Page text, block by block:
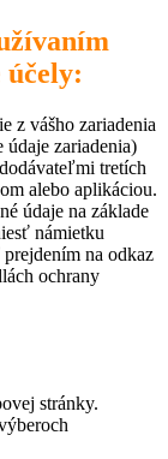
účely:
z vášho zariadenia
zariadenia)
tretích
alebo aplikáciou.
údaje na základe
námietku
na odkaz
ochrany
stránky.